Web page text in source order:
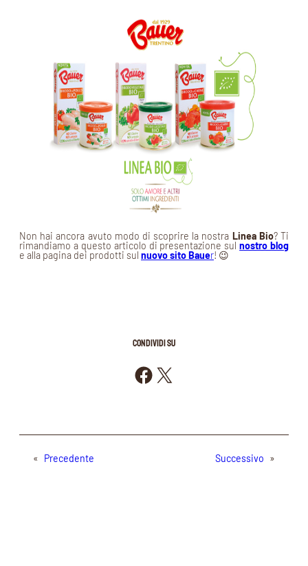
Non hai ancora avuto modo di scoprire la nostra Linea Bio? Ti
rimandiamo a questo articolo di presentazione sulnostro blog
e alla pagina dei prodotti sul nuovo sito Bauer! 😉
CONDIVIDI SU
Condividi su Facebook
Condividi su X
« Precedente Successivo »